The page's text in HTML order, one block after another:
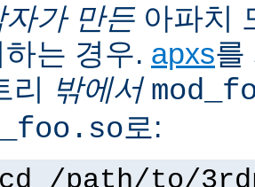
가 만든아파치
는 경우. apxs를
리 밖에서
로: